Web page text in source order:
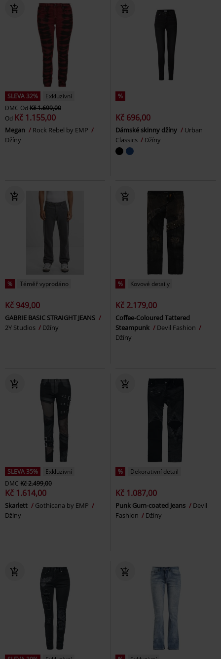
SLEVA 32%
Exkluzivní
DMC Od Kč 1.699,00
Od Kč 1.155,00
Megan
Rock Rebel by EMP
Džíny
%
Kč 696,00
Dámské skinny džíny
Urban
Classics
Džíny
% Téměř vyprodáno
Kč 949,00
GABRIE BASIC STRAIGHT JEANS
2Y Studios
Džíny
% Kovové detaily
Kč 2.179,00
Coffee-Coloured Tattered
Steampunk
Devil Fashion
Džíny
SLEVA 35%
Exkluzivní
DMC Kč 2.499,00
Kč 1.614,00
Skarlett
Gothicana by EMP
Džíny
% Dekorativní detail
Kč 1.087,00
Punk Gum-coated Jeans
Devil
Fashion
Džíny